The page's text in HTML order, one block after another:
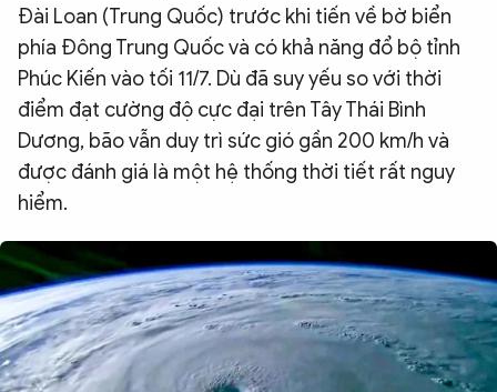
BẠN ĐỌC & CAND
ĐA PHƯƠNG TIỆN
eMagazine
Podcast
Video Ảnh
Chuyên trangAn ninh thế giớiVăn nghệ Công an
Chuyên đề
Đài Loan (Trung Quốc) trước khi tiến về bờ biển
phía Đông Trung Quốc và có khả năng đổ bộ tỉnh
Phúc Kiến vào tối 11/7. Dù đã suy yếu so với thời
điểm đạt cường độ cực đại trên Tây Thái Bình
Dương, bão vẫn duy trì sức gió gần 200 km/h và
được đánh giá là một hệ thống thời tiết rất nguy
hiểm.